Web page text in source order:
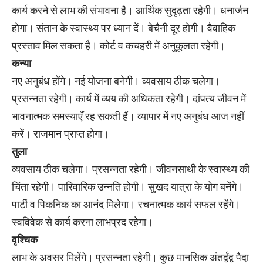
कार्य करने से लाभ की संभावना है। आर्थिक सुदृढ़ता रहेगी। धनार्जन
होगा। संतान के स्वास्थ्य पर ध्यान दें। बेचैनी दूर होगी। वैवाहिक
प्रस्ताव मिल सकता है। कोर्ट व कचहरी में अनुकूलता रहेगी।
कन्या
नए अनुबंध होंगे। नई योजना बनेगी। व्यवसाय ठीक चलेगा।
प्रसन्नता रहेगी। कार्य में व्यय की अधिकता रहेगी। दांपत्य जीवन में
भावनात्मक समस्याएँ रह सकती हैं। व्यापार में नए अनुबंध आज नहीं
करें। राजमान प्राप्त होगा।
तुला
व्यवसाय ठीक चलेगा। प्रसन्नता रहेगी। जीवनसाथी के स्वास्थ्य की
चिंता रहेगी। पारिवारिक उन्नति होगी। सुखद यात्रा के योग बनेंगे।
पार्टी व पिकनिक का आनंद मिलेगा। रचनात्मक कार्य सफल रहेंगे।
स्वविवेक से कार्य करना लाभप्रद रहेगा।
वृश्चिक
लाभ के अवसर मिलेंगे। प्रसन्नता रहेगी। कुछ मानसिक अंतर्द्वंद्व पैदा